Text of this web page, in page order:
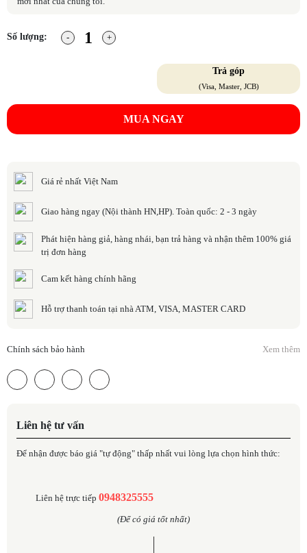
Số lượng:
Trả góp
(Visa, Master, JCB)
MUA NGAY
Giá rẻ nhất Việt Nam
Giao hàng ngay (Nội thành HN,HP). Toàn quốc: 2 - 3 ngày
Phát hiện hàng giả, hàng nhái, bạn trả hàng và nhận thêm 100% giá
trị đơn hàng
Cam kết hàng chính hãng
Hỗ trợ thanh toán tại nhà ATM, VISA, MASTER CARD
Chính sách bảo hành Xem thêm
Liên hệ tư vấn
Để nhận được báo giá "tự động" thấp nhất vui lòng lựa chọn hình thức:
Liên hệ trực tiếp 0948325555
(Để có giá tốt nhất)